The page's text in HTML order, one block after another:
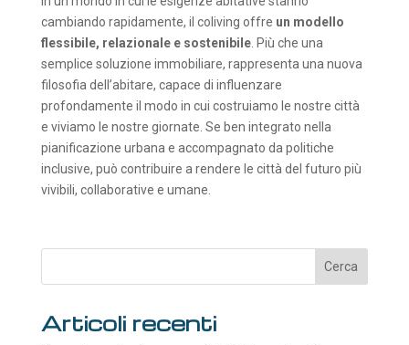
cambiando rapidamente, il coliving offre un modello
flessibile, relazionale e sostenibile. Più che una
semplice soluzione immobiliare, rappresenta una nuova
filosofia dell’abitare, capace di influenzare
profondamente il modo in cui costruiamo le nostre città
e viviamo le nostre giornate. Se ben integrato nella
pianificazione urbana e accompagnato da politiche
inclusive, può contribuire a rendere le città del futuro più
vivibili, collaborative e umane.
Articoli recenti